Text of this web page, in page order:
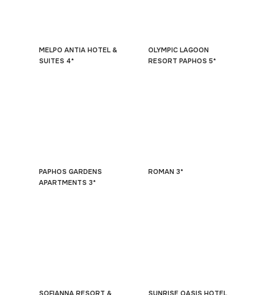
MELPO ANTIA HOTEL &
SUITES 4*
OLYMPIC LAGOON
RESORT PAPHOS 5*
PAPHOS GARDENS
APARTMENTS 3*
ROMAN 3*
SOFIANNA RESORT & SUNRISE OASIS HOTEL